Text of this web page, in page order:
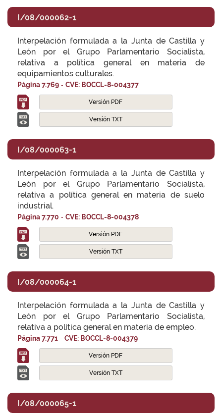
I/08/000062-1
Interpelación formulada a la Junta de Castilla y
León por el Grupo Parlamentario Socialista,
relativa a política general en materia de
equipamientos culturales.
Página 7.769 - CVE: BOCCL-8-004377
Versión PDF
Versión TXT
I/08/000063-1
Interpelación formulada a la Junta de Castilla y
León por el Grupo Parlamentario Socialista,
relativa a política general en materia de suelo
industrial.
Página 7.770 - CVE: BOCCL-8-004378
Versión PDF
Versión TXT
I/08/000064-1
Interpelación formulada a la Junta de Castilla y
León por el Grupo Parlamentario Socialista,
relativa a política general en materia de empleo.
Página 7.771 - CVE: BOCCL-8-004379
Versión PDF
Versión TXT
I/08/000065-1